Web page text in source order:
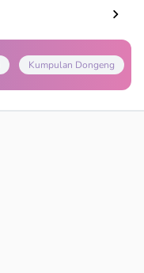
Kumpulan Dongeng